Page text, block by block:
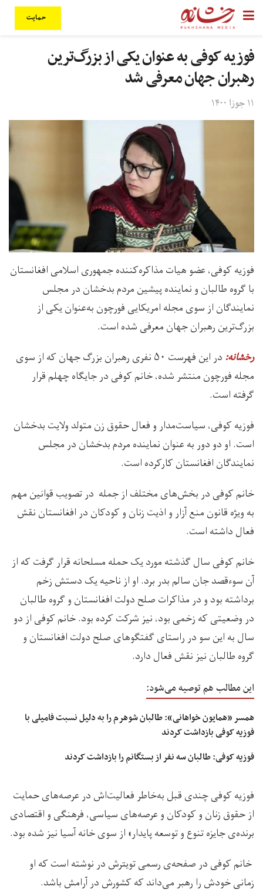
حمایت
فوزیه کوفی به عنوان یکی از بزرگ‌ترین
رهبران جهان معرفی شد
۱۱ جوزا ۱۴۰۰
فوزیه کوفی، عضو هیات مذاکره‌کننده‌ جمهوری اسلامی افغانستان
با گروه طالبان و نماینده‌ پیشین مردم بدخشان در مجلس
نمایندگان از سوی مجله امریکایی فورچون به‌عنوان یکی از
بزرگ‌ترین رهبران جهان معرفی شده است.
رخشانه:
در این فهرست ۵۰ نفری رهبران بزرگ جهان که از سوی
مجله فورچون منتشر شده، خانم کوفی در جایگاه چهلم قرار
گرفته است.
فوزیه کوفی، سیاست‌مدار و فعال حقوق زن متولد ولایت بدخشان
است. او دو دور به عنوان نماینده مردم بدخشان در مجلس
نمایندگان افغانستان کارکرده است.
خانم کوفی در بخش‌های مختلف از جمله در تصویب قوانین مهم
به ویژه قانون منع آزار و اذیت زنان و کودکان در افغانستان نقش
فعال داشته است.
خانم کوفی سال گذشته مورد یک حمله مسلحانه قرار گرفت که از
آن سوءقصد جان سالم بدر برد. او از ناحیه یک دستش زخم
برداشته بود و در مذاکرات صلح دولت افغانستان و گروه طالبان
در وضعیتی که زخمی بود، نیز شرکت کرده بود. خانم کوفی از دو
سال به این سو در راستای گفتگوهای صلح دولت افغانستان و
گروه طالبان نیز نقش فعال دارد.
این مطالب هم توصیه می‌شود:
همسر «همایون خواهانی»: طالبان شوهرم را به دلیل نسبت فامیلی با
فوزیه کوفی بازداشت کردند
فوزیه کوفی: طالبان سه نفر از بستگانم را بازداشت کردند
فوزیه کوفی چندی قبل به‌خاطر فعالیت‌اش در عرصه‌های حمایت
از حقوق زنان و کودکان و عرصه‌های سیاسی، فرهنگی و اقتصادی
برنده‌ی جایزه‌ تنوع و توسعه پایدار» از سوی خانه آسیا نیز شده بود.
خانم کوفی در صفحه‌ی رسمی تویترش در نوشته است که او
زمانی خودش را رهبر می‌داند که کشورش در آرامش باشد.